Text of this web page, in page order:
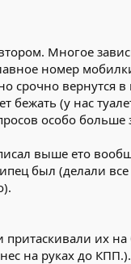
Многое
номер
срочно вернутся
бежать (у нас
особо больше
выше ето
был (делали
их
на руках до КПП.).